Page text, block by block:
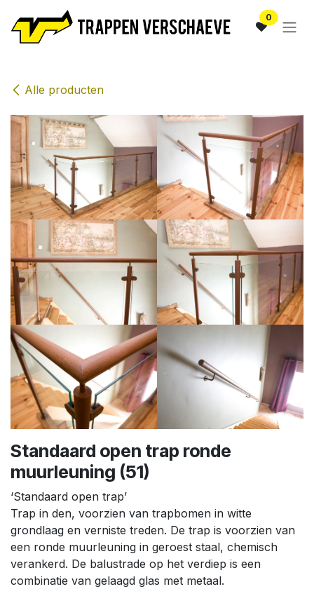
Overslaan naar inhoud
0
Alle producten
Standaard open trap ronde
muurleuning (51)
‘Standaard open trap’
Trap in den, voorzien van trapbomen in witte
grondlaag en verniste treden. De trap is voorzien van
een ronde muurleuning in geroest staal, chemisch
verankerd. De balustrade op het verdiep is een
combinatie van gelaagd glas met metaal.